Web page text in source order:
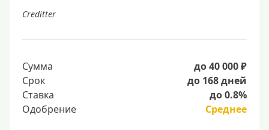
Creditter
Сумма
до 40 000 ₽
Срок
до 168 дней
Ставка
до 0.8%
Одобрение
Среднее